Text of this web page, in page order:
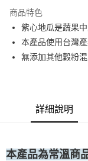
• 付款後7-11取貨
每筆NT$60，滿
(請點開選項勾選)
商品特色
紫心地瓜是蔬果
本產品使用台灣
無添加其他穀粉
詳細說明
本產品為常溫商